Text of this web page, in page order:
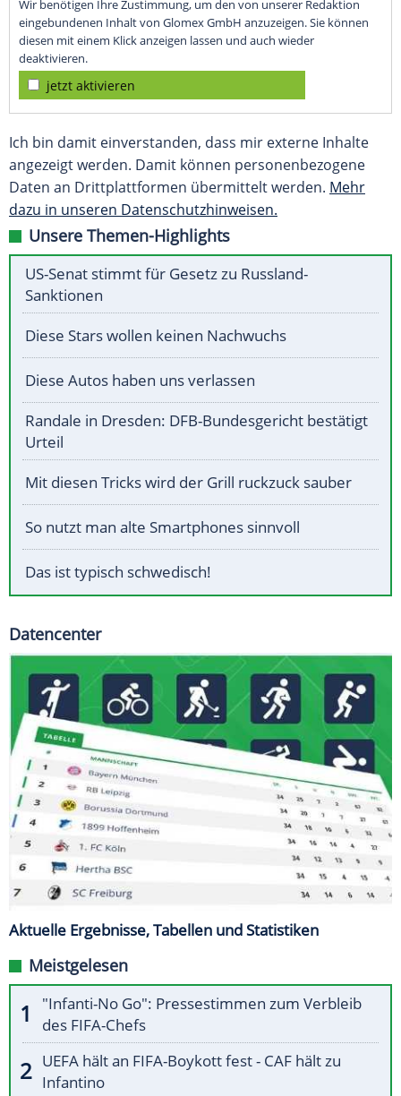
Wir benötigen Ihre Zustimmung, um den von unserer Redaktion
eingebundenen Inhalt von Glomex GmbH anzuzeigen. Sie können
diesen mit einem Klick anzeigen lassen und auch wieder
deaktivieren.
jetzt aktivieren
Ich bin damit einverstanden, dass mir externe Inhalte
angezeigt werden. Damit können personenbezogene
Daten an Drittplattformen übermittelt werden. Mehr
dazu in unseren Datenschutzhinweisen.
Unsere Themen-Highlights
US-Senat stimmt für Gesetz zu Russland-
Sanktionen
Diese Stars wollen keinen Nachwuchs
Diese Autos haben uns verlassen
Randale in Dresden: DFB-Bundesgericht bestätigt
Urteil
Mit diesen Tricks wird der Grill ruckzuck sauber
So nutzt man alte Smartphones sinnvoll
Das ist typisch schwedisch!
Datencenter
Aktuelle Ergebnisse, Tabellen und Statistiken
Meistgelesen
"Infanti-No Go": Pressestimmen zum Verbleib
des FIFA-Chefs
UEFA hält an FIFA-Boykott fest - CAF hält zu
Infantino